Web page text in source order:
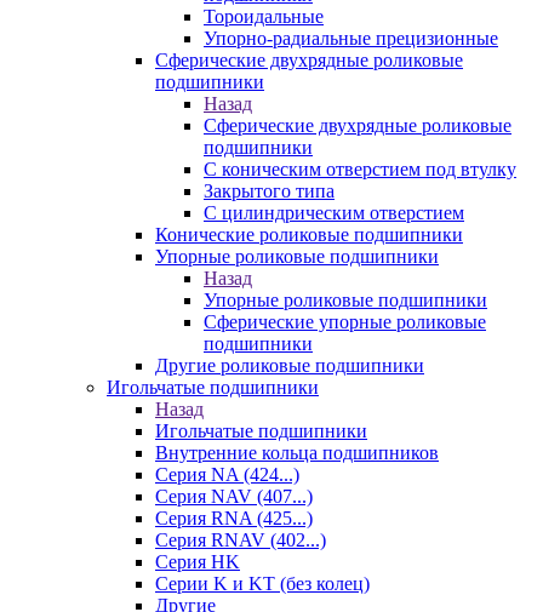
Тороидальные
Упорно-радиальные прецизионные
Сферические двухрядные роликовые
подшипники
Назад
Сферические двухрядные роликовые
подшипники
С коническим отверстием под втулку
Закрытого типа
С цилиндрическим отверстием
Конические роликовые подшипники
Упорные роликовые подшипники
Назад
Упорные роликовые подшипники
Сферические упорные роликовые
подшипники
Другие роликовые подшипники
Игольчатые подшипники
Назад
Игольчатые подшипники
Внутренние кольца подшипников
Серия NA (424...)
Серия NAV (407...)
Серия RNA (425...)
Серия RNAV (402...)
Серия HK
Серии K и KT (без колец)
Другие